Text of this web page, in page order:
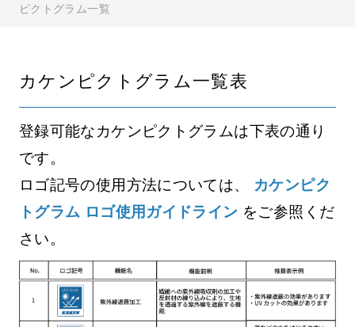
ピクトグラム一覧
カケンピクトグラム一覧表
登録可能なカケンピクトグラムは下表の通り
です。
ロゴ記号の使用方法については、 カケンピク
トグラム ロゴ使用ガイドライン をご参照くだ
さい。